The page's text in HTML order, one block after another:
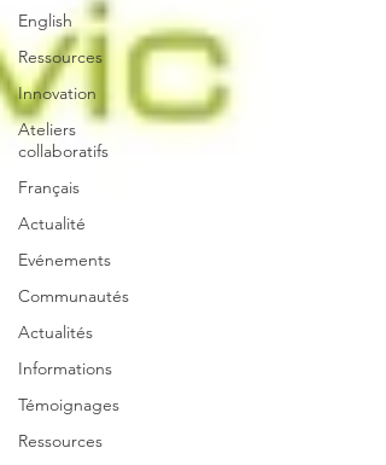
English
Ressources
Innovation
Ateliers
collaboratifs
Français
Actualité
Evénements
Communautés
Actualités
Informations
Témoignages
Ressources